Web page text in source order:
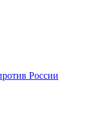
России